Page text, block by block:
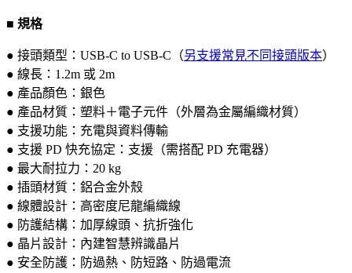
■ 規格
● 接頭類型：USB-C to USB-C（另支援常見不同接頭版本）
● 線長：1.2m 或 2m
● 產品顏色：銀色
● 產品材質：塑料＋電子元件（外層為金屬編織材質）
● 支援功能：充電與資料傳輸
● 支援 PD 快充協定：支援（需搭配 PD 充電器）
● 最大耐拉力：20 kg
● 插頭材質：鋁合金外殼
● 線體設計：高密度尼龍編織線
● 防護結構：加厚線頭、抗折強化
● 晶片設計：內建智慧辨識晶片
● 安全防護：防過熱、防短路、防過電流